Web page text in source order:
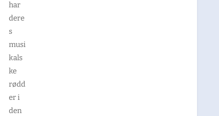
har
dere
s
musi
kals
ke
rødd
er i
den